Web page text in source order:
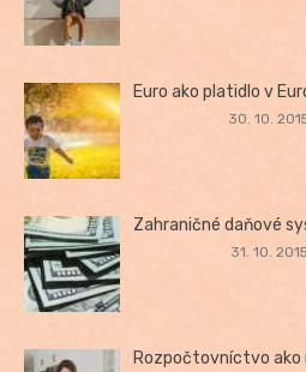
Euro ako platidlo v
30. 10.
Zahraničné daňové
31. 10. 2015
Rozpočtovníctvo ako